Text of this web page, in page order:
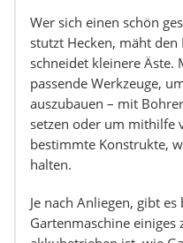
Wer sich einen schön
stutzt Hecken, mäht den
schneidet kleinere Äste.
passende Werkzeuge,
auszubauen – mit
setzen oder um mithilfe
bestimmte Konstrukte,
halten.
Je nach Anliegen, gibt
Gartenmaschine einiges